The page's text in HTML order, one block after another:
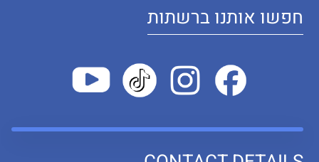
חפשו אותנו ברשתות